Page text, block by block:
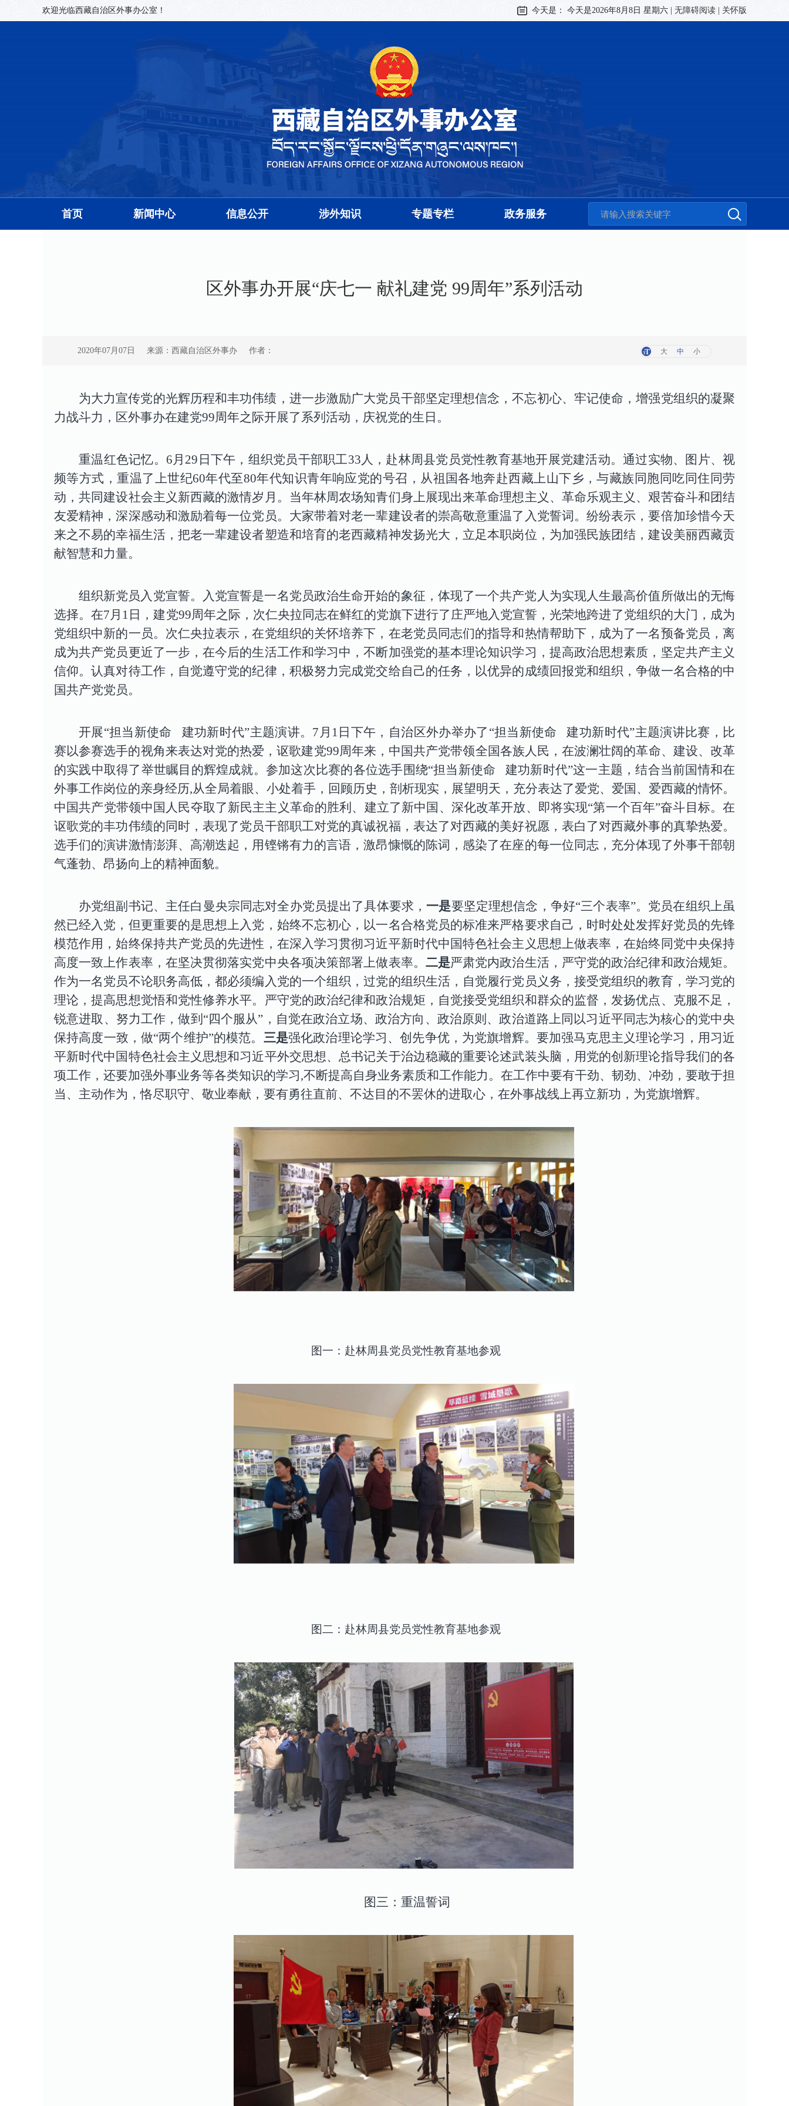
欢迎光临西藏自治区外事办公室！ 今天是： 今天是2026年8月8日 星期六 无障碍阅读 关怀版
首页 新闻中心 信息公开 涉外知识 专题专栏 政务服务
区外事办开展“庆七一 献礼建党 99周年”系列活动
2020年07月07日 来源：西藏自治区外事办 作者： 大 中 小
为大力宣传党的光辉历程和丰功伟绩，进一步激励广大党员干部坚定理想信念，不忘初心、牢记使命，增强党组织的凝聚
力战斗力，区外事办在建党99周年之际开展了系列活动，庆祝党的生日。
重温红色记忆。6月29日下午，组织党员干部职工33人，赴林周县党员党性教育基地开展党建活动。通过实物、图片、视
频等方式，重温了上世纪60年代至80年代知识青年响应党的号召，从祖国各地奔赴西藏上山下乡，与藏族同胞同吃同住同劳
动，共同建设社会主义新西藏的激情岁月。当年林周农场知青们身上展现出来革命理想主义、革命乐观主义、艰苦奋斗和团结
友爱精神，深深感动和激励着每一位党员。大家带着对老一辈建设者的崇高敬意重温了入党誓词。纷纷表示，要倍加珍惜今天
来之不易的幸福生活，把老一辈建设者塑造和培育的老西藏精神发扬光大，立足本职岗位，为加强民族团结，建设美丽西藏贡
献智慧和力量。
组织新党员入党宣誓。
入党宣誓是一名党员政治生命开始的象征，体现了一个共产党人为实现人生最高价值所做出的无悔
选择。在7月1日，建党99周年之际，次仁央拉同志在鲜红的党旗下进行了庄严地入党宣誓，光荣地跨进了党组织的大门，成为
党组织中新的一员。次仁央拉表示，在党组织的关怀培养下，在老党员同志们的指导和热情帮助下，成为了一名预备党员，离
成为共产党员更近了一步，在今后的生活工作和学习中，不断加强党的基本理论知识学习，提高政治思想素质，坚定共产主义
信仰。认真对待工作，自觉遵守党的纪律，积极努力完成党交给自己的任务，以优异的成绩回报党和组织，争做一名合格的中
国共产党党员。
开展“担当新使命 建功新时代”主题演讲。7月1日下午，自治区外办举办了“担当新使命 建功新时代”主题演讲比赛，比
赛以参赛选手的视角来表达对党的热爱，讴歌建党99周年来，中国共产党带领全国各族人民，在波澜壮阔的革命、建设、改革
的实践中取得了举世瞩目的辉煌成就。参加这次比赛的各位选手围绕“担当新使命 建功新时代”这一主题，结合当前国情和在
外事工作岗位的亲身经历,从全局着眼、小处着手，回顾历史，剖析现实，展望明天，充分表达了爱党、爱国、爱西藏的情怀。
中国共产党带领中国人民夺取了新民主主义革命的胜利、建立了新中国、深化改革开放、即将实现“第一个百年”奋斗目标。在
讴歌党的丰功伟绩的同时，表现了党员干部职工对党的真诚祝福，表达了对西藏的美好祝愿，表白了对西藏外事的真挚热爱。
选手们的演讲激情澎湃、高潮迭起，用铿锵有力的言语，激昂慷慨的陈词，感染了在座的每一位同志，充分体现了外事干部朝
气蓬勃、昂扬向上的精神面貌。
办党组副书记、主任白曼央宗同志对全办党员提出了具体要求， 一是要坚定理想信念，争好“三个表率”。党员在组织上虽
然已经入党，但更重要的是思想上入党，始终不忘初心，以一名合格党员的标准来严格要求自己，时时处处发挥好党员的先锋
模范作用，始终保持共产党员的先进性，在深入学习贯彻习近平新时代中国特色社会主义思想上做表率，在始终同党中央保持
高度一致上作表率，在坚决贯彻落实党中央各项决策部署上做表率。 二是严肃党内政治生活，严守党的政治纪律和政治规矩。
作为一名党员不论职务高低，都必须编入党的一个组织，过党的组织生活，自觉履行党员义务，接受党组织的教育，学习党的
理论，提高思想觉悟和党性修养水平。严守党的政治纪律和政治规矩，自觉接受党组织和群众的监督，发扬优点、克服不足，
锐意进取、努力工作，做到“四个服从”，自觉在政治立场、政治方向、政治原则、政治道路上同以习近平同志为核心的党中央
保持高度一致，做“两个维护”的模范。 三是强化政治理论学习、创先争优，为党旗增辉。要加强马克思主义理论学习，用习近
平新时代中国特色社会主义思想和习近平外交思想、总书记关于治边稳藏的重要论述武装头脑，用党的创新理论指导我们的各
项工作，还要加强外事业务等各类知识的学习,不断提高自身业务素质和工作能力。在工作中要有干劲、韧劲、冲劲，要敢于担
当、主动作为，恪尽职守、敬业奉献，要有勇往直前、不达目的不罢休的进取心，在外事战线上再立新功，为党旗增辉。
图一：赴林周县党员党性教育基地参观
图二：赴林周县党员党性教育基地参观
图三：重温誓词